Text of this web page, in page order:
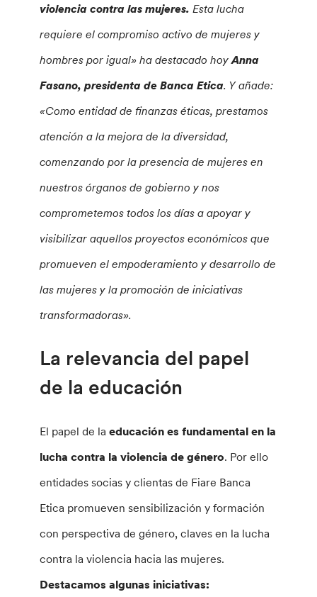
violencia contra las mujeres. Esta lucha
requiere el compromiso activo de mujeres y
hombres por igual» ha destacado hoyAnna
Fasano, presidenta de Banca Etica. Y añade:
«Como entidad de finanzas éticas, prestamos
atención a la mejora de la diversidad,
comenzando por la presencia de mujeres en
nuestros órganos de gobierno y nos
comprometemos todos los días a apoyar y
visibilizar aquellos proyectos económicos que
promueven el empoderamiento y desarrollo de
las mujeres y la promoción de iniciativas
transformadoras».
La relevancia del papel
de la educación
El papel de laeducación es fundamental en la
lucha contra la violencia de género. Por ello
entidades socias y clientas de Fiare Banca
Etica promueven sensibilización y formación
con perspectiva de género, claves en la lucha
contra la violencia hacia las mujeres.
Destacamos algunas iniciativas: